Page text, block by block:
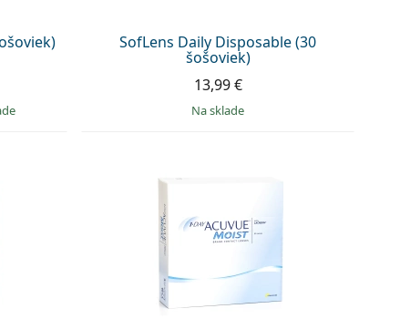
SofLens Daily Disposable (30
šošoviek)
13,99 €
na sklade